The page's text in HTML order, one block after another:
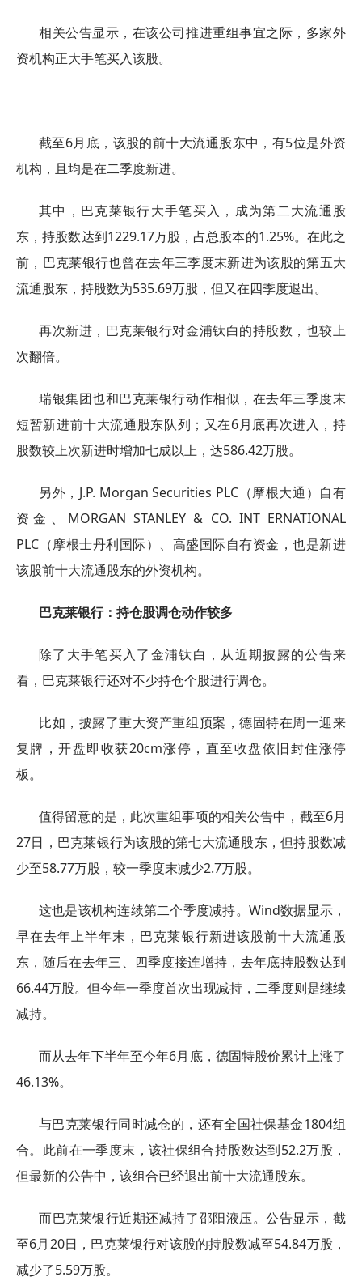
相关公告显示，在该公司推进重组事宜之际，多家外
资机构正大手笔买入该股。
截至6月底，该股的前十大流通股东中，有5位是外资
机构，且均是在二季度新进。
其中，巴克莱银行大手笔买入，成为第二大流通股
东，持股数达到1229.17万股，占总股本的1.25%。在此之
前，巴克莱银行也曾在去年三季度末新进为该股的第五大
流通股东，持股数为535.69万股，但又在四季度退出。
再次新进，巴克莱银行对金浦钛白的持股数，也较上
次翻倍。
瑞银集团也和巴克莱银行动作相似，在去年三季度末
短暂新进前十大流通股东队列；又在6月底再次进入，持
股数较上次新进时增加七成以上，达586.42万股。
另外，J.P. Morgan Securities PLC（摩根大通）自有
资金、MORGAN STANLEY & CO. INT ERNATIONAL
PLC（摩根士丹利国际）、高盛国际自有资金，也是新进
该股前十大流通股东的外资机构。
巴克莱银行：持仓股调仓动作较多
除了大手笔买入了金浦钛白，从近期披露的公告来
看，巴克莱银行还对不少持仓个股进行调仓。
比如，披露了重大资产重组预案，德固特在周一迎来
复牌，开盘即收获20cm涨停，直至收盘依旧封住涨停
板。
值得留意的是，此次重组事项的相关公告中，截至6月
27日，巴克莱银行为该股的第七大流通股东，但持股数减
少至58.77万股，较一季度末减少2.7万股。
这也是该机构连续第二个季度减持。Wind数据显示，
早在去年上半年末，巴克莱银行新进该股前十大流通股
东，随后在去年三、四季度接连增持，去年底持股数达到
66.44万股。但今年一季度首次出现减持，二季度则是继续
减持。
而从去年下半年至今年6月底，德固特股价累计上涨了
46.13%。
与巴克莱银行同时减仓的，还有全国社保基金1804组
合。此前在一季度末，该社保组合持股数达到52.2万股，
但最新的公告中，该组合已经退出前十大流通股东。
而巴克莱银行近期还减持了邵阳液压。公告显示，截
至6月20日，巴克莱银行对该股的持股数减至54.84万股，
减少了5.59万股。